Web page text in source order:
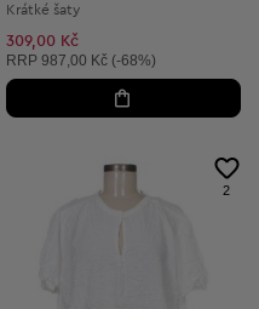
Krátké šaty
309,00 Kč
Doporučená cena:
RRP 987,00 Kč (-68%)
2